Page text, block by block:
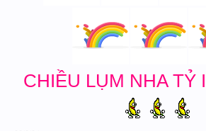
CHIỀU LỤM NHA TỶ